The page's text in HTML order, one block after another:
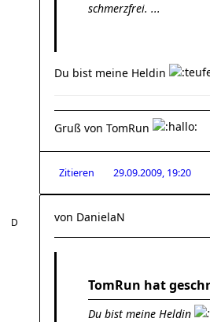
schmerzfrei. ...
Du bist meine Heldin
Gruß von TomRun
Zitieren 29.09.2009, 19:20
von DanielaN
TomRun hat
Du bist meine Heldin